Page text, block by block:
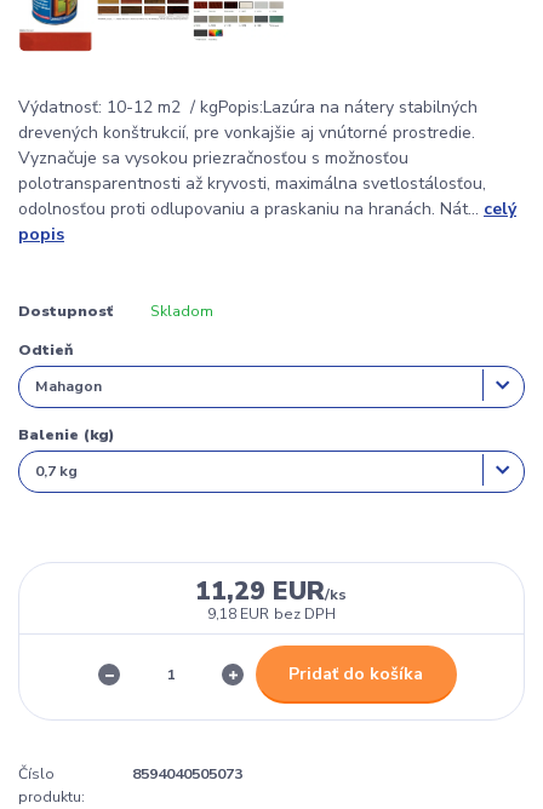
Výdatnosť: 10-12 m2 / kgPopis:Lazúra na nátery stabilných
drevených konštrukcií, pre vonkajšie aj vnútorné prostredie.
Vyznačuje sa vysokou priezračnosťou s možnosťou
polotransparentnosti až kryvosti, maximálna svetlostálosťou,
odolnosťou proti odlupovaniu a praskaniu na hranách. Nát... celý
popis
Dostupnosť Skladom
Odtieň
Balenie (kg)
11,29 EUR/ks
9,18 EUR bez DPH
Pridať do košíka
Číslo
produktu:
8594040505073